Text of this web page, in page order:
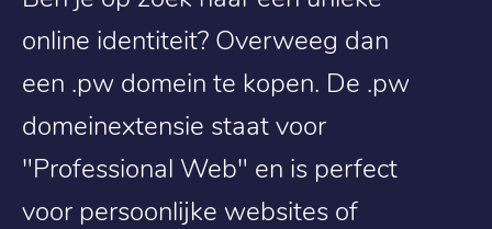
online identiteit? Overweeg dan
een .pw domein te kopen. De .pw
domeinextensie staat voor
"Professional Web" en is perfect
voor persoonlijke websites of